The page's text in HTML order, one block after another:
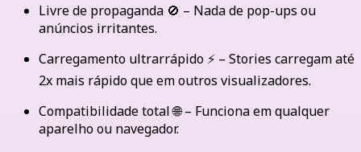
Livre de propaganda 🚫 – Nada de pop-ups ou
anúncios irritantes.
Carregamento ultrarrápido ⚡ – Stories carregam até
2x mais rápido que em outros visualizadores.
Compatibilidade total 🌐 – Funciona em qualquer
aparelho ou navegador.